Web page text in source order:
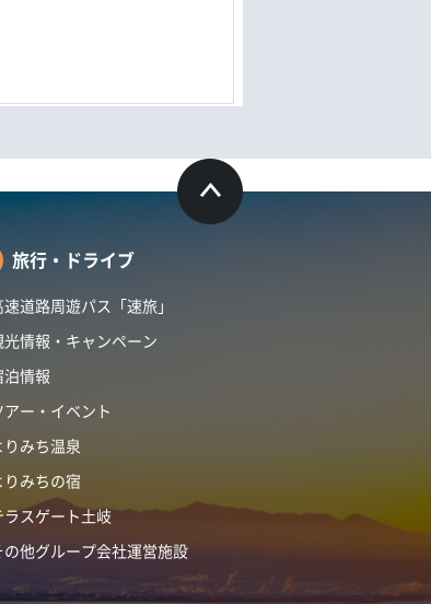
旅行・ドライブ
速道路周遊パス「速旅」
光情報・キャンペーン
泊情報
アー・イベント
りみち温泉
りみちの宿
ラスゲート土岐
の他グループ会社運営施設